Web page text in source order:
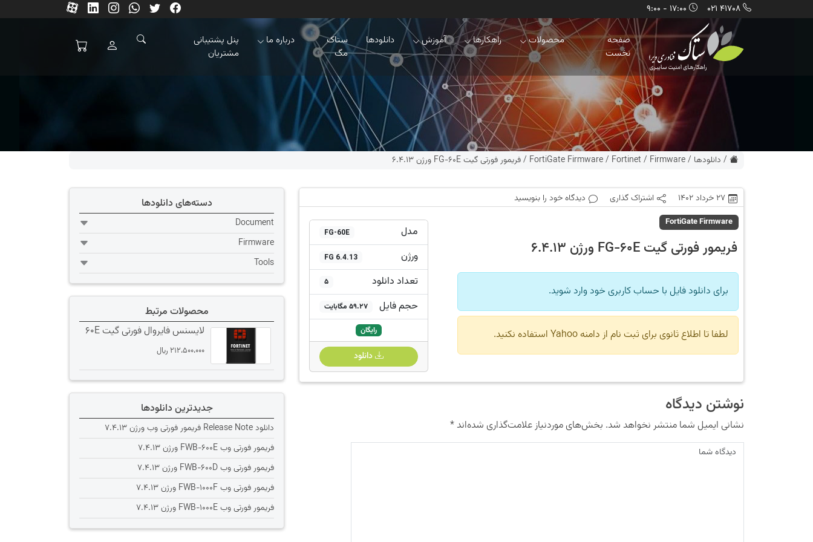
41708 021
صفحه
نخست
محصولات راهکارها آموزش دانلودها
ستاک
مگ
درباره ما
پنل پشتیبانی
مشتریان
/ دانلودها /
Firmware
/
Fortinet
/
FortiGate Firmware
/فریمور فورتی گیت FG-60E ورژن 6.4.13
27 خرداد 1402 اشتراک گذاری دیدگاه خود را بنویسید
FortiGate Firmware
فریمور فورتی گیت FG-60E ورژن 6.4.13
برای دانلود فایل با حساب کاربری خود وارد شوید.
لطفا تا اطلاع ثانوی برای ثبت نام از دامنه Yahoo استفاده نکنید.
مدل FG-60E
ورژن FG 6.4.13
تعداد دانلود 5
حجم فایل 59.27 مگابایت
رایگان
دانلود
نوشتن دیدگاه
نشانی ایمیل شما منتشر نخواهد شد. بخش‌های موردنیاز علامت‌گذاری شده‌اند*
دسته‌های دانلودها
Document
Firmware
Tools
محصولات مرتبط
لایسنس فایروال فورتی گیت 60E
212،500،000 ﷼
جدیدترین دانلودها
دانلود Release Note فریمور فورتی وب ورژن 7.4.13
فریمور فورتی وب FWB-600E ورژن 7.4.13
فریمور فورتی وب FWB-600D ورژن 7.4.13
فریمور فورتی وب FWB-1000F ورژن 7.4.13
فریمور فورتی وب FWB-1000E ورژن 7.4.13